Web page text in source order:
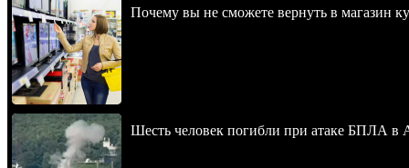
Почему вы не сможете вернуть в магазин
Шесть человек погибли при атаке БПЛА в